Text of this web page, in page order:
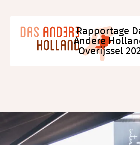
Rapportage
Andere
Overijssel